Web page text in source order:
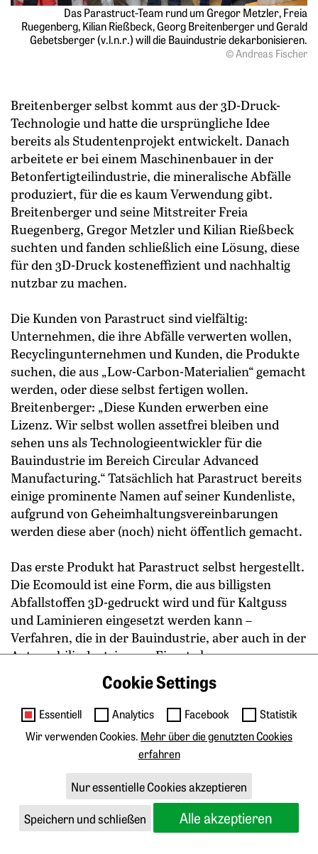
Das Parastruct-Team rund um Gregor Metzler, Freia
Ruegenberg, Kilian Rießbeck, Georg Breitenberger und Gerald
Gebetsberger (v.l.n.r.) will die Bauindustrie dekarbonisieren.
© Andreas Fischer
Breitenberger selbst kommt aus der 3D-Druck-
Technologie und hatte die ursprüngliche Idee
bereits als ­Studentenprojekt entwickelt. Danach
arbeitete er bei einem Maschinenbauer in der
Betonfertigteilindustrie, die mineralische Abfälle
produziert, für die es kaum Verwendung gibt.
Breitenberger und seine Mitstreiter Freia
Ruegenberg, Gregor Metzler und Kilian Rießbeck
suchten und fanden schließlich eine Lösung, diese
für den 3D-Druck kosteneffizient und nachhaltig
nutzbar zu machen.
Die Kunden von Parastruct sind vielfältig:
Unternehmen, die ihre Abfälle verwerten wollen,
Recyclingunternehmen und Kunden, die Produkte
suchen, die aus „Low-Carbon-Materialien“ gemacht
werden, oder diese selbst fertigen wollen.
Breitenberger: „Diese Kunden erwerben eine
Lizenz. Wir selbst wollen assetfrei bleiben und
sehen uns als Technologieentwickler für die
Bauindustrie im Bereich Circular Advanced
Manufacturing.“ Tatsächlich hat Parastruct bereits
einige prominente Namen auf seiner Kundenliste,
aufgrund von Geheimhaltungsvereinbarungen
werden diese aber (noch) nicht öffentlich gemacht.
Das erste Produkt hat Parastruct selbst hergestellt.
Die Ecomould ist ­eine Form, die aus billigsten
Abfallstoffen 3D-gedruckt wird und für Kaltguss
und Laminieren eingesetzt werden kann –
Verfahren, die in der Bauindustrie, aber auch in der
Automobilindustrie zum Einsatz kommen.
Breitenberger: „Die gewünschte Form kann mit 3D-
Druck in sehr kurzer Zeit hergestellt werden und
kostet ungefähr ein Viertel von dem, was mit
derzeitigem Stand der Technik im Formenbau
möglich ist.“ Außerdem ist die Ecomould auch nach
ihrer Lebenszeit recycelbar und kann so erneut als
Ausgangs­material für eine 3D-gedruckte Form
verwendet werden.
Sieger „Export“:Shopreme– innovative Self-
Cookie Settings
Essentiell Analytics Facebook
Statistik
Wir verwenden Cookies. Mehr über die genutzten Cookies
erfahren
Nur essentielle Cookies akzeptieren
Speichern und schließen
Alle akzeptieren